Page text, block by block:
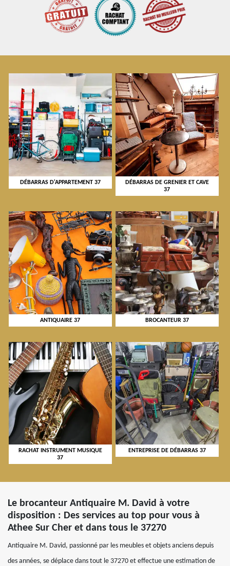
DÉBARRAS D'APPARTEMENT 37
DÉBARRAS DE GRENIER ET CAVE
37
ANTIQUAIRE 37 BROCANTEUR 37
RACHAT INSTRUMENT MUSIQUE
37
ENTREPRISE DE DÉBARRAS 37
Le brocanteur Antiquaire M. David à votre
disposition : Des services au top pour vous à
Athee Sur Cher et dans tous le 37270
Antiquaire M. David, passionné par les meubles et objets anciens depuis
des années, se déplace dans tout le 37270 et effectue une estimation de